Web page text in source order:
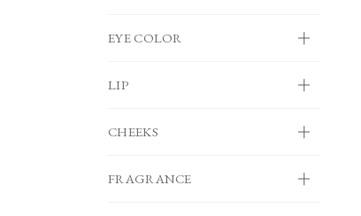
EYE COLOR
LIP
CHEEKS
FRAGRANCE